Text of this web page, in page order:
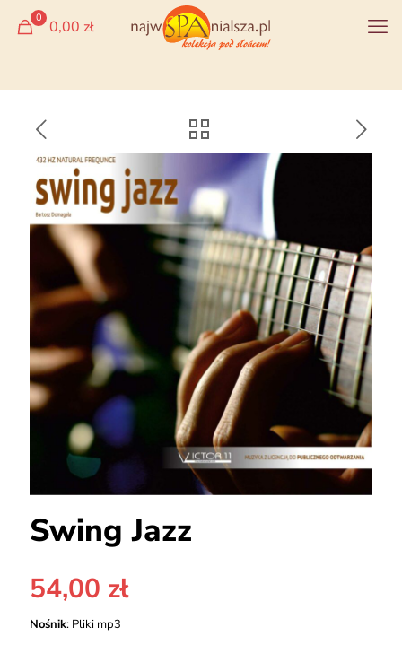
0 0,00 zł
Swing Jazz
54,00 zł
Nośnik: Pliki mp3